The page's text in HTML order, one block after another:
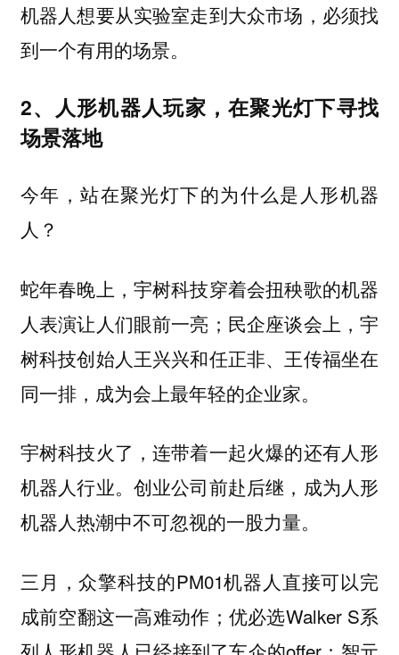
机器人想要从实验室走到大众市场，必须找
到一个有用的场景。
2、人形机器人玩家，在聚光灯下寻找
场景落地
今年，站在聚光灯下的为什么是人形机器
人？
蛇年春晚上，宇树科技穿着会扭秧歌的机器
人表演让人们眼前一亮；民企座谈会上，宇
树科技创始人王兴兴和任正非、王传福坐在
同一排，成为会上最年轻的企业家。
宇树科技火了，连带着一起火爆的还有人形
机器人行业。创业公司前赴后继，成为人形
机器人热潮中不可忽视的一股力量。
三月，众擎科技的PM01机器人直接可以完
成前空翻这一高难动作；优必选Walker S系